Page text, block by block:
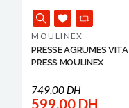
MOULINEX
PRESSE AGRUMES VITA
PRESS MOULINEX
749,00 DH
599,00 DH